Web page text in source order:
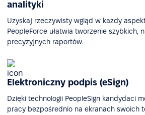
analityki
Uzyskaj rzeczywisty wgląd w każdy
PeopleForce ułatwia tworzenie szybkich,
precyzyjnych raportów.
Elektroniczny podpis (eSign)
Dzięki technologii PeopleSign kandydaci
pracy bezpośrednio na ekranach swoich